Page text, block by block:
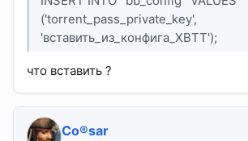
('torrent_pass_private_key',
'вставить_из_конфига_XBTT');
что вставить ?
Co®sar